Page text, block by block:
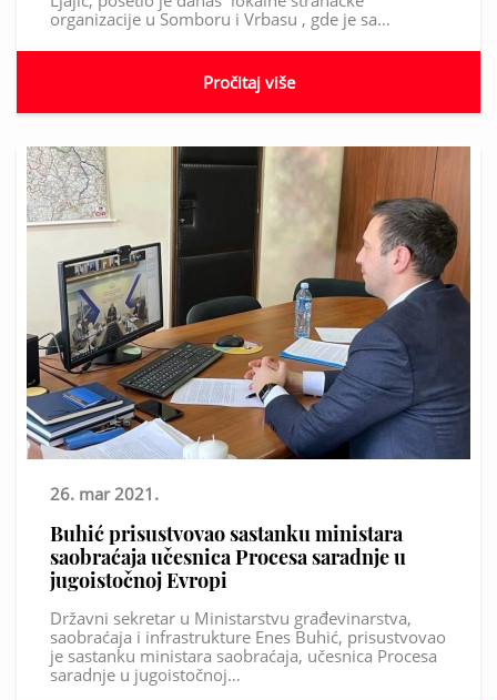
organizacije u Somboru i Vrbasu , gde je sa…
Pročitaj više
26. mar 2021.
Buhić prisustvovao sastanku ministara
saobraćaja učesnica Procesa saradnje u
jugoistočnoj Evropi
Državni sekretar u Ministarstvu građevinarstva,
saobraćaja i infrastrukture Enes Buhić, prisustvovao
je sastanku ministara saobraćaja, učesnica Procesa
saradnje u jugoistočnoj…